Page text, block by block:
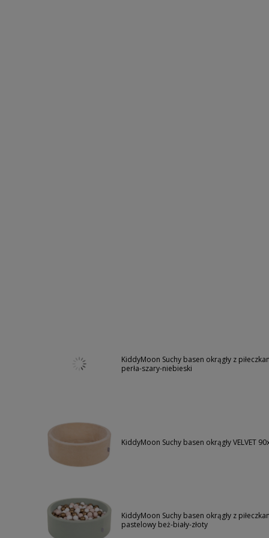
KiddyMoon Suchy basen okrągły z
perła-szary-niebieski
KiddyMoon Suchy basen okrągły VELVET
KiddyMoon Suchy basen okrągły z
pastelowy beż-biały-złoty